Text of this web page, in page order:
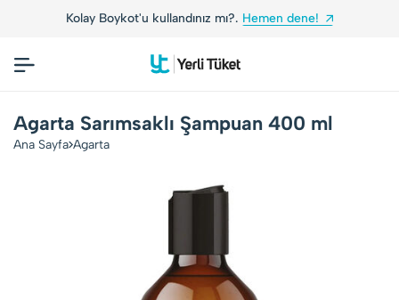
Kolay Boykot'u kullandınız mı?.Hemen dene!
Agarta Sarımsaklı Şampuan 400 ml
Ana Sayfa Agarta